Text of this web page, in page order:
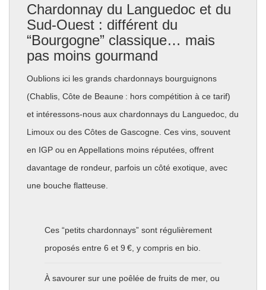
Chardonnay du Languedoc et du
Sud-Ouest : différent du
“Bourgogne” classique… mais
pas moins gourmand
Oublions ici les grands chardonnays bourguignons
(Chablis, Côte de Beaune : hors compétition à ce tarif)
et intéressons-nous aux chardonnays du Languedoc, du
Limoux ou des Côtes de Gascogne. Ces vins, souvent
en IGP ou en Appellations moins réputées, offrent
davantage de rondeur, parfois un côté exotique, avec
une bouche flatteuse.
Ces “petits chardonnays” sont régulièrement
proposés entre 6 et 9 €, y compris en bio.
À savourer sur une poêlée de fruits de mer, ou